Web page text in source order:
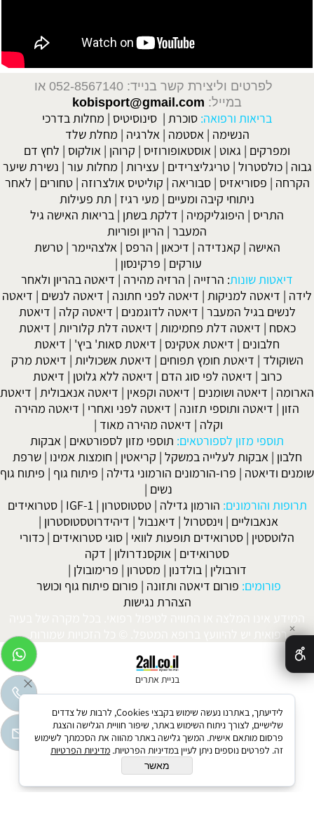
לפרטים וליצירת קשר בנייד: 052-8567140
או
במייל: kobisport@gmail.com
בריאות ורפואה: סוכרת | סינוסיטיס | מחלות בדרכי
הנשימה | אסטמה | אלרגיה | מחלת שלד
ומפרקים | גאוט | אוסטאופורוזיס | קרוהן | אולקוס | לחץ דם
גבוה |כולסטרול |טריגליצרידים | עצירות | מחלות עור | נשירת שיער
הקרחה | פסוריאזיס |סבוריאה | קוליטיס אולצרוזה |טחורים | לאחר
ניתוחי קיבה ומעיים | מעי רגיז | תת פעילות
התריס | היפוגליקמיה | דלקת בשתן | בריאות האישה גיל
המעבר | הריון ופוריות
האישה | קאנדידה | דיכאון | הרפס | אלצהיימר |טרשת
עורקים | פרקינסון |
דיאטות שונות: הרזייה | הרזיה מהירה | דיאטה בהריון ולאחר
לידה | דיאטה למניקות | דיאטה לפני חתונה | דיאטה לנשים | דיאטה
לנשים בגיל המעבר | דיאטה לדוגמנים | דיאטה קלה | דיאטת
כאסח | דיאטה דלת פחמימות | דיאטה דלת קלוריות | דיאטת
חלבונים | דיאטת אטקינס | דיאטת סאות' ביץ' | דיאטת
השוקולד | דיאטת חומץ תפוחים | דיאטת אשכוליות | דיאטת מרק
כרוב | דיאטה לפי סוג הדם | דיאטה ללא גלוטן | דיאטת
הארומה | דיאטה ושומנים | דיאטה וקפאין | דיאטה אנאבולית | דיאטת
הזון | דיאטה ותוספי תזונה | דיאטה לפני ואחרי | דיאטה מהירה
וקלה | דיאטה מהירה מאוד |
תוספי מזון לספורטאים: תוספי מזון לספורטאים | אבקות
חלבון | אבקות לעלייה במשקל | קריאטין | חומצות אמינו |שרפת
שומנים ודיאטה | פרו-הורמונים הורמוני גדילה | פיתוח גוף | פיתוח גוף
נשים |
תרופות והורמונים: הורמון גדילה |טסטוסטרון |
IGF-1
|סטרואידים
אנאבוליים | וינסטרול | דיאנבול | דיהידרוטסטוסטרון |
הלוטסטין | סטרואידים תופעות לוואי | סוגי סטרואידים | כדורי
סטרואידים | אוקסנדרולון | דקה
דורבולין | בולדנון | מסטרון | פרימובולן |
פורומים: פורום דיאטה ותזונה | פורום פיתוח גוף וכושר
הצהרת נגישות
המידע אינו המלצה או התוויה לטיפול רפואי. בכל מקרה של בעיה
רפואית יש להיוועץ ברופא המטפל. © כל הזכויות שמורות.
בניית אתרים
✕
לידיעתך, באתרנו נעשה שימוש בקבצי Cookies, לרבות של צדדים
שלישיים, לצורך ניתוח השימוש באתר, שיפור חוויית הגלישה והצגת
פרסום מותאם אישית. המשך גלישה באתר מהווה את הסכמתך לשימוש
זה. לפרטים נוספים ניתן לעיין במדיניות הפרטיות. מדיניות הפרטיות
מאשר